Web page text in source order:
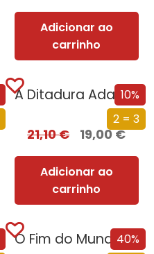
Adicionar ao
carrinho
10%
2 = 3
A Ditadura Adaptada ao Século XXI
21,10€ 19,00€
Adicionar ao
carrinho
40%
O Fim do Mundo em Cuecas